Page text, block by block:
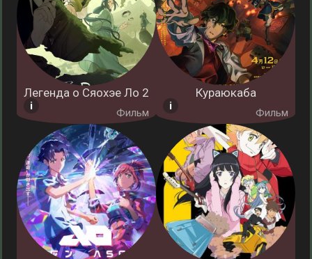
Легенда о Сяохэе Ло 2
Фильм
Кураюкаба
Фильм